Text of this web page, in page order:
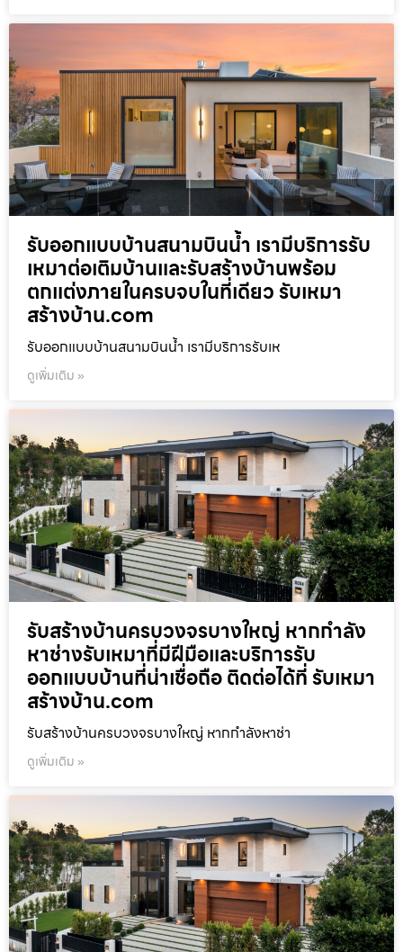
รับออกแบบบ้านสนามบินน้ำ เรามีบริการรับ
เหมาต่อเติมบ้านและรับสร้างบ้านพร้อม
ตกแต่งภายในครบจบในที่เดียว รับเหมา
สร้างบ้าน.com
รับออกแบบบ้านสนามบินน้ำ เรามีบริการรับเห
ดูเพิ่มเติม »
รับสร้างบ้านครบวงจรบางใหญ่ หากกำลัง
หาช่างรับเหมาที่มีฝีมือและบริการรับ
ออกแบบบ้านที่น่าเชื่อถือ ติดต่อได้ที่ รับเหมา
สร้างบ้าน.com
รับสร้างบ้านครบวงจรบางใหญ่ หากกำลังหาช่า
ดูเพิ่มเติม »